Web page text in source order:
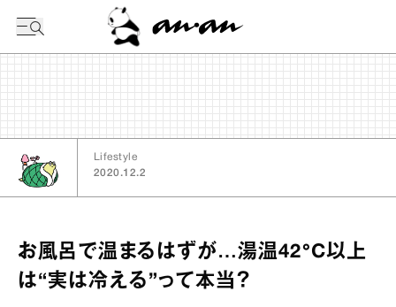
Lifestyle
2020.12.2
お風呂で温まるはずが…湯温42°C以上
は“実は冷える”って本当？